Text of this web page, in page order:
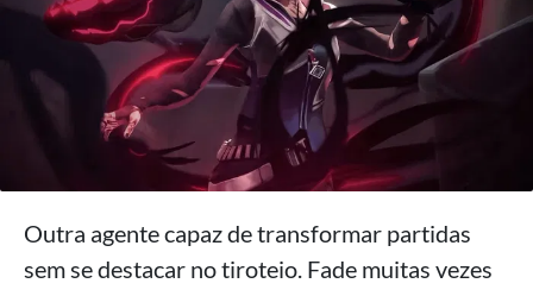
Outra agente capaz de transformar partidas
sem se destacar no tiroteio. Fade muitas vezes